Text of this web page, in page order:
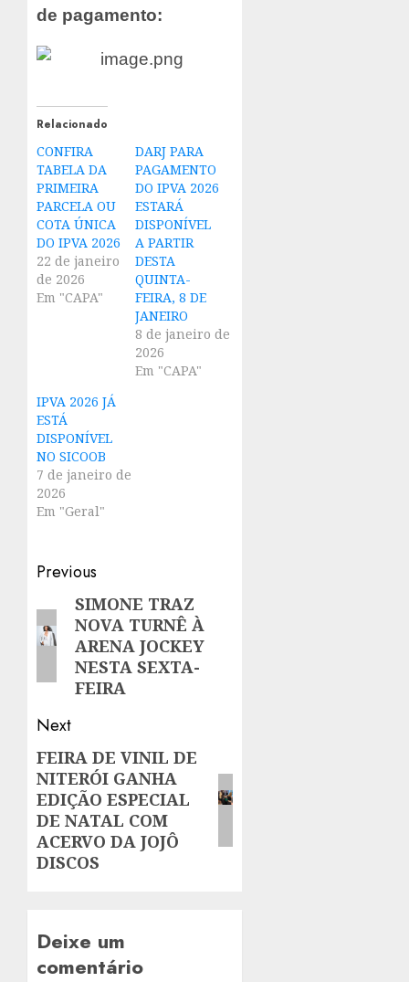
de pagamento:
Relacionado
CONFIRA
TABELA DA
PRIMEIRA
PARCELA OU
COTA ÚNICA
DO IPVA 2026
22 de janeiro
de 2026
Em "CAPA"
DARJ PARA
PAGAMENTO
DO IPVA 2026
ESTARÁ
DISPONÍVEL
A PARTIR
DESTA
QUINTA-
FEIRA, 8 DE
JANEIRO
8 de janeiro de
2026
Em "CAPA"
IPVA 2026 JÁ
ESTÁ
DISPONÍVEL
NO SICOOB
7 de janeiro de
2026
Em "Geral"
Post
navigation
Previous
Previous
post:
SIMONE TRAZ
NOVA TURNÊ À
ARENA JOCKEY
NESTA SEXTA-
FEIRA
Next
Next
post:
FEIRA DE VINIL DE
NITERÓI GANHA
EDIÇÃO ESPECIAL
DE NATAL COM
ACERVO DA JOJÔ
DISCOS
Deixe um
comentário